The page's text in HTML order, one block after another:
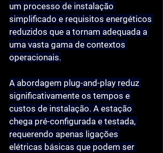
um processo de instalação
simplificado e requisitos energéticos
reduzidos que a tornam adequada a
uma vasta gama de contextos
operacionais.
A abordagem plug-and-play reduz
significativamente os tempos e
custos de instalação. A estação
chega pré-configurada e testada,
requerendo apenas ligações
elétricas básicas que podem ser